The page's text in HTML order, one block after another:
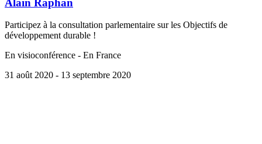
Participez à la consultation parlementaire sur les Objectifs de
développement durable !
En visioconférence - En France
31 août 2020 - 13 septembre 2020